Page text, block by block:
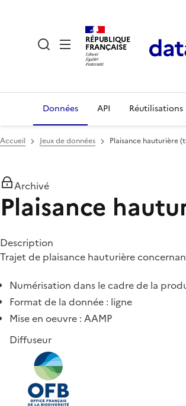
RÉPUBLIQUE
FRANÇAISE
Données API Réutilisations
Accueil Jeux de données Plaisance hauturière
Archivé
Plaisance
Description
Trajet de plaisance hauturière
Numérisation dans le cadre de la
Format de la donnée : ligne
Mise en oeuvre : AAMP
Diffuseur